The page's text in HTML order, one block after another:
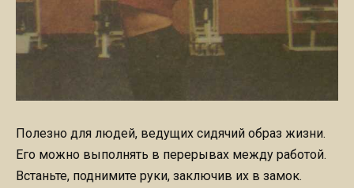
Полезно для людей, ведущих сидячий образ жизни.
Его можно выполнять в перерывах между работой.
Встаньте, поднимите руки, заключив их в замок.